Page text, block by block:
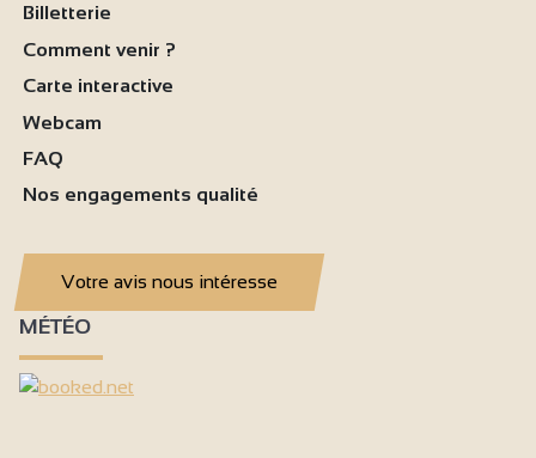
Billetterie
Comment venir ?
Carte interactive
Webcam
FAQ
Nos engagements qualité
Votre avis nous intéresse
MÉTÉO